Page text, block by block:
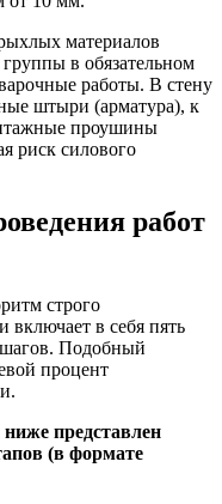
материалов
в обязательном
работы. В стену
штыри (арматура), к
проушины
риск силового
работ
строго
включает в себя пять
шагов. Подобный
процент
ниже представлен
(в формате